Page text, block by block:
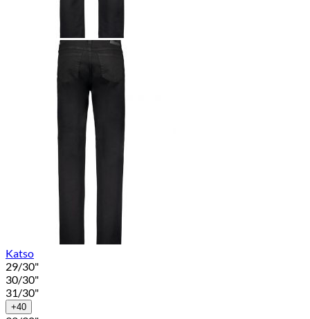
Katso
29/30"
30/30"
31/30"
+40